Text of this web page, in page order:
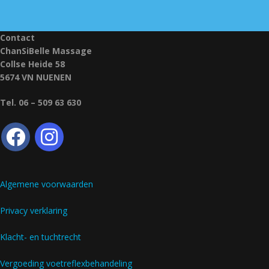
Contact
ChanSiBelle Massage
Collse Heide 58
5674 VN NUENEN
Tel. 06 – 509 63 630
Algemene voorwaarden
Privacy verklaring
Klacht- en tuchtrecht
Vergoeding voetreflexbehandeling